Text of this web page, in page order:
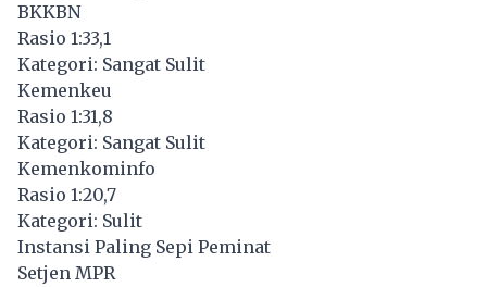
BKKBN
Rasio 1:33,1
Kategori: Sangat Sulit
Kemenkeu
Rasio 1:31,8
Kategori: Sangat Sulit
Kemenkominfo
Rasio 1:20,7
Kategori: Sulit
Instansi Paling Sepi Peminat
Setjen MPR